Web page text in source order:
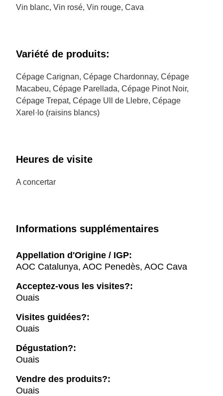
Vin blanc, Vin rosé, Vin rouge, Cava
Variété de produits:
Cépage Carignan, Cépage Chardonnay, Cépage
Macabeu, Cépage Parellada, Cépage Pinot Noir,
Cépage Trepat, Cépage Ull de Llebre, Cépage
Xarel·lo (raisins blancs)
Heures de visite
A concertar
Informations supplémentaires
Appellation d'Origine / IGP:
AOC Catalunya, AOC Penedès, AOC Cava
Acceptez-vous les visites?:
Ouais
Visites guidées?:
Ouais
Dégustation?:
Ouais
Vendre des produits?:
Ouais